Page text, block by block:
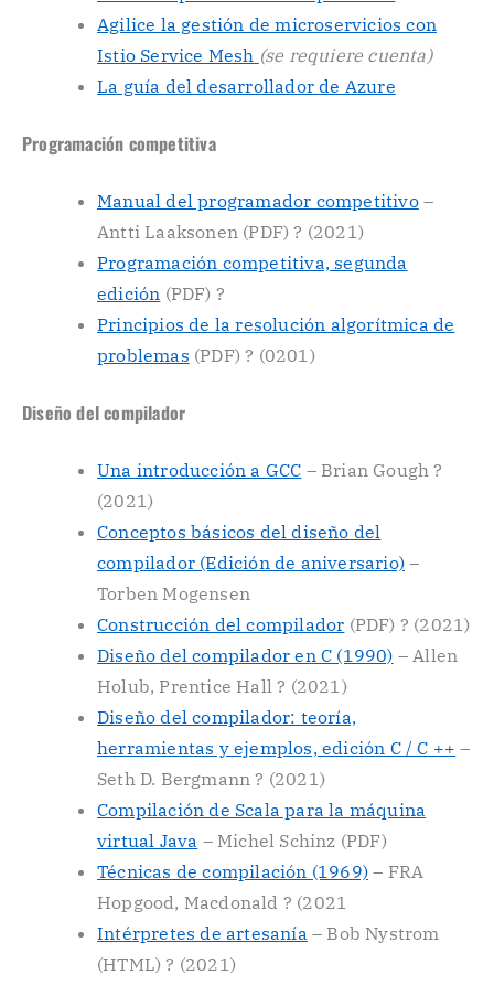
Agilice la gestión de microservicios con
Istio Service Mesh (se requiere cuenta)
La guía del desarrollador de Azure
Programación competitiva
Manual del programador competitivo–
Antti Laaksonen (PDF) ? (2021)
Programación competitiva, segunda
edición (PDF) ?
Principios de la resolución algorítmica de
problemas (PDF) ? (0201)
Diseño del compilador
Una introducción a GCC – Brian Gough ?
(2021)
Conceptos básicos del diseño del
compilador (Edición de aniversario) –
Torben Mogensen
Construcción del compilador (PDF) ? (2021)
Diseño del compilador en C (1990) – Allen
Holub, Prentice Hall ? (2021)
Diseño del compilador: teoría,
herramientas y ejemplos, edición C / C ++ –
Seth D. Bergmann ? (2021)
Compilación de Scala para la máquina
virtual Java – Michel Schinz (PDF)
Técnicas de compilación (1969) – FRA
Hopgood, Macdonald ? (2021
Intérpretes de artesanía – Bob Nystrom
(HTML) ? (2021)